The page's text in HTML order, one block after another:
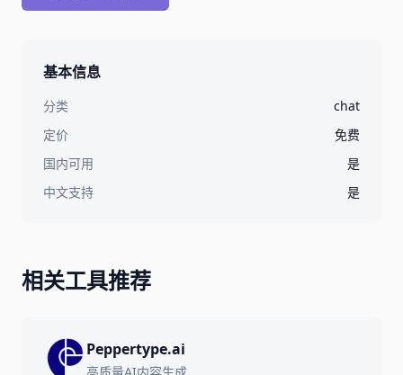
基本信息
分类
chat
定价
免费
国内可用
是
中文支持
是
相关工具推荐
Peppertype.ai